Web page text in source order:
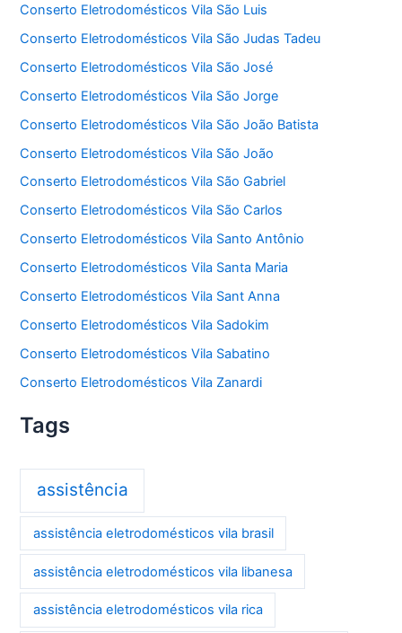
Conserto Eletrodomésticos Vila São Luis
Conserto Eletrodomésticos Vila São Judas Tadeu
Conserto Eletrodomésticos Vila São José
Conserto Eletrodomésticos Vila São Jorge
Conserto Eletrodomésticos Vila São João Batista
Conserto Eletrodomésticos Vila São João
Conserto Eletrodomésticos Vila São Gabriel
Conserto Eletrodomésticos Vila São Carlos
Conserto Eletrodomésticos Vila Santo Antônio
Conserto Eletrodomésticos Vila Santa Maria
Conserto Eletrodomésticos Vila Sant Anna
Conserto Eletrodomésticos Vila Sadokim
Conserto Eletrodomésticos Vila Sabatino
Conserto Eletrodomésticos Vila Zanardi
Tags
assistência
assistência eletrodomésticos vila brasil
assistência eletrodomésticos vila libanesa
assistência eletrodomésticos vila rica